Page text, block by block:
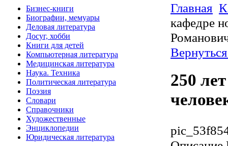
Бизнес-книги
Биографии, мемуары
Деловая литература
Досуг, хобби
Книги для детей
Компьютерная литература
Медицинская литература
Наука. Техника
Политическая литература
Поэзия
Словари
Справочники
Художественные
Энциклопедии
Юридическая литература
Главная
кафедре
250